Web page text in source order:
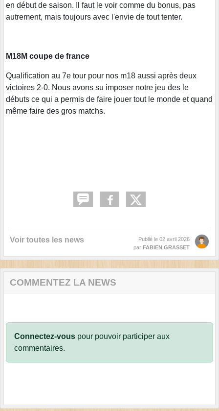
en début de saison. Il faut le voir comme du bonus, pas
autrement, mais toujours avec l'envie de tout tenter.
M18M coupe de france
Qualification au 7e tour pour nos m18 aussi après deux
victoires 2-0. Nous avons su imposer notre jeu des le
débuts ce qui a permis de faire jouer tout le monde et quand
même faire des gros matchs.
Voir toutes les news Publié le 02 avril 2026
par FABIEN GRASSET
COMMENTEZ LA NEWS
Connectez-vous pour pouvoir participer aux
commentaires.